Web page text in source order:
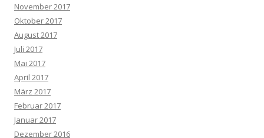
November 2017
Oktober 2017
August 2017
Juli 2017
Mai 2017
April 2017
März 2017
Februar 2017
Januar 2017
Dezember 2016